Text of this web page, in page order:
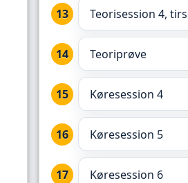
Teorisession 4,
Teoriprøve
Køresession 4
Køresession 5
Køresession 6